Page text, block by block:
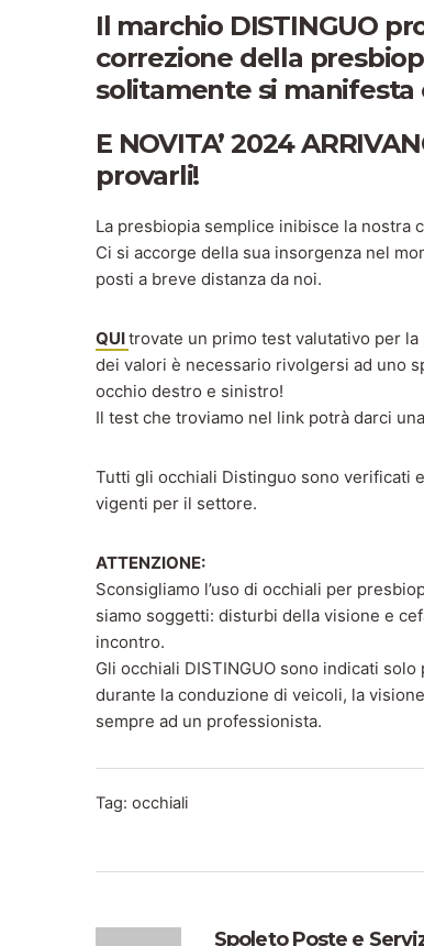
Il marchio DISTINGUO
correzione della
solitamente si manifesta
E NOVITA’ 2024
provarli!
La presbiopia semplice inibisce la nostra
Ci si accorge della sua insorgenza nel
posti a breve distanza da noi.
QUItrovate un primo test valutativo per
dei valori è necessario rivolgersi ad uno
occhio destro e sinistro!
Il test che troviamo nel link potrà darci
Tutti gli occhiali Distinguo sono verificati
vigenti per il settore.
ATTENZIONE:
Sconsigliamo l’uso di occhiali per
siamo soggetti: disturbi della visione e
incontro.
Gli occhiali DISTINGUO sono indicati
durante la conduzione di veicoli, la
sempre ad un professionista.
Tag: occhiali
Spoleto Poste e